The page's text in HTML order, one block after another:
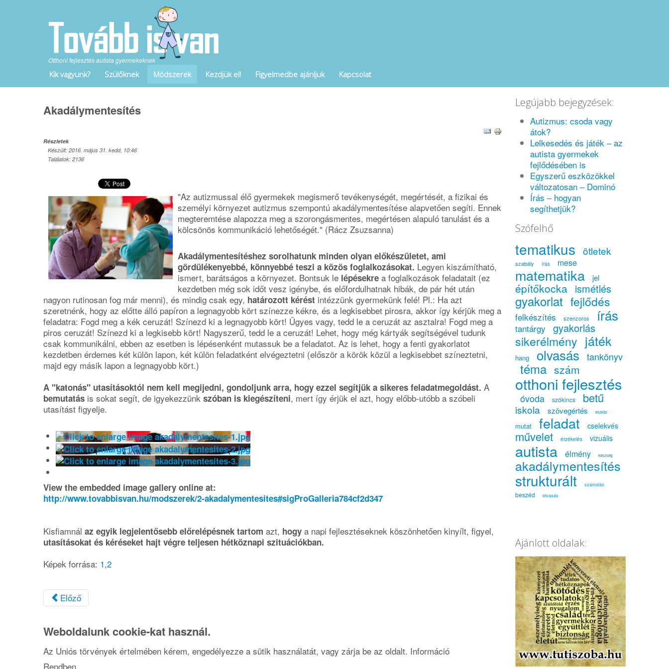
Otthoni fejlesztés autista gyermekeknek
Kik vagyunk? Szülőknek Módszerek Kezdjük el! Figyelmedbe ajánljuk Kapcsolat
Akadálymentesítés
Részletek
Készült: 2016. május 31. kedd, 10:46
Találatok: 2136
"Az autizmussal élő gyermekek megismerő tevékenységét, megértését, a fizikai és
személyi környezet autizmus szempontú akadálymentesítése alapvetően segíti. Ennek
megteremtése alapozza meg a szorongásmentes, megértésen alapuló tanulást és a
kölcsönös kommunikáció lehetőségét." (Rácz Zsuzsanna)
Akadálymentesítéshez sorolhatunk minden olyan előkészületet, ami
gördülékenyebbé, könnyebbé teszi a közös foglalkozásokat. Legyen kiszámítható,
ismert, barátságos a környezet. Bontsuk le lépésekre a foglalkozások feladatait (ez
kezdetben még sok időt vesz igénybe, és előfordulhatnak hibák, de pár hét után
nagyon rutinosan fog már menni), és mindig csak egy, határozott kérést intézzünk gyermekünk felé! Pl.: Ha azt
szeretnénk, hogy az előtte álló papíron a legnagyobb kört színezze kékre, és a legkisebbet pirosra, akkor így kérjük meg a
feladatra: Fogd meg a kék ceruzát! Színezd ki a legnagyobb kört! Ügyes vagy, tedd le a ceruzát az asztalra! Fogd meg a
piros ceruzát! Színezd ki a legkisebb kört! Nagyszerű, tedd le a ceruzát! Lehet, hogy még kártyák segítségével tudunk
csak kommunikálni, ebben az esetben is lépésenként mutassuk be a feladatot. Az is lehet, hogy a fenti gyakorlatot
kezdetben érdemes két külön lapon, két külön feladatként elvégeztetni (először a körök közül a legkisebbet színeztetni,
majd egy másik lapon a legnagyobb kört.)
A "katonás" utasításoktól nem kell megijedni, gondoljunk arra, hogy ezzel segítjük a sikeres feladatmegoldást. A
bemutatás is sokat segít, de igyekezzünk szóban is kiegészíteni, mert így érjük el azt, hogy előbb-utóbb a szóbeli
utasítást figyelje.
View the embedded image gallery online at:
http://www.tovabbisvan.hu/modszerek/2-akadalymentesites#sigProGalleria784cf2d347
Kisfiamnál az egyik legjelentősebb előrelépésnek tartom azt, hogy a napi fejlesztéseknek köszönhetően kinyílt, figyel,
utasításokat és kéréseket hajt végre teljesen hétköznapi szituációkban.
Képek forrása: 1,2
Előző
Weboldalunk cookie-kat használ.
Az Uniós törvények értelmében kérem, engedélyezze a sütik használatát, vagy zárja be az oldalt. Információ
Rendben
Legújabb bejegyzések:
Autizmus: csoda vagy
átok?
Lelkesedés és játék – az
autista gyermekek
fejlődésében is
Egyszerű eszközökkel
változatosan – Dominó
Írás – hogyan
segíthetjük?
Szófelhő
tematikus ötletek
szabály írás mese
matematika jel
építőkocka ismétlés
gyakorlat fejlődés
felkészítés szenzoros írás
tantárgy gyakorlás
sikerélmény játék
hang olvasás tankönyv
téma szám
otthoni fejlesztés
óvoda szókincs betű
iskola szövegértés eszköz
mutat feladat cselekvés
művelet érzékelés vizuális
autista élmény készség
akadálymentesítés
strukturált számolás
beszéd olvasás
Ajánlott oldalak: